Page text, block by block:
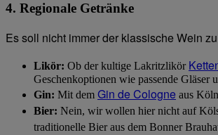
4. Regionale Getränke
Es soll nicht immer der klassische Wein
Likör: Ob der kultige Lakritzlikör
Geschenkoptionen wie passende Gläser
Gin: Mit dem Gin de Cologne aus
Bier: Nein, wir wollen hier nicht auf
traditionelle Bier aus dem Bonner